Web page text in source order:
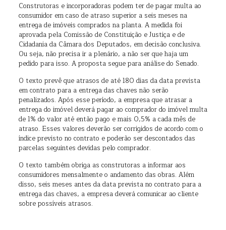
Construtoras e incorporadoras podem ter de pagar multa ao
consumidor em caso de atraso superior a seis meses na
entrega de imóveis comprados na planta. A medida foi
aprovada pela Comissão de Constituição e Justiça e de
Cidadania da Câmara dos Deputados, em decisão conclusiva.
Ou seja, não precisa ir a plenário, a não ser que haja um
pedido para isso. A proposta segue para análise do Senado.
O texto prevê que atrasos de até 180 dias da data prevista
em contrato para a entrega das chaves não serão
penalizados. Após esse período, a empresa que atrasar a
entrega do imóvel deverá pagar ao comprador do imóvel multa
de 1% do valor até então pago e mais 0,5% a cada mês de
atraso. Esses valores deverão ser corrigidos de acordo com o
índice previsto no contrato e poderão ser descontados das
parcelas seguintes devidas pelo comprador.
O texto também obriga as construtoras a informar aos
consumidores mensalmente o andamento das obras. Além
disso, seis meses antes da data prevista no contrato para a
entrega das chaves, a empresa deverá comunicar ao cliente
sobre possíveis atrasos.